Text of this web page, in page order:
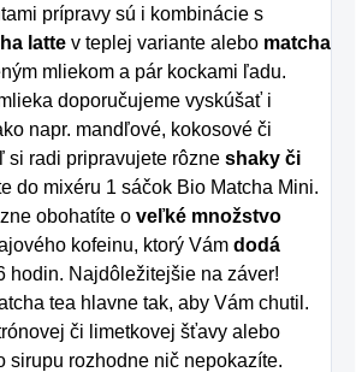
prípravy sú i kombinácie s
latte v teplej variante alebo matcha
mliekom a pár kockami ľadu.
doporučujeme vyskúšať i
napr. mandľové, kokosové či
si radi pripravujete rôzne shaky či
do mixéru 1 sáčok Bio Matcha Mini.
obohatíte o veľké množstvo
kofeinu, ktorý Vám dodá
hodin. Najdôležitejšie na záver!
tea hlavne tak, aby Vám chutil.
či limetkovej šťavy alebo
sirupu rozhodne nič nepokazíte.